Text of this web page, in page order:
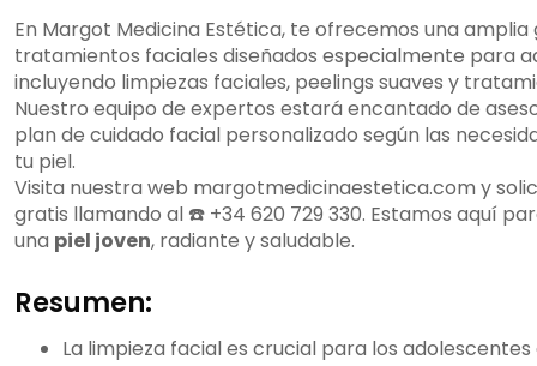
En Margot Medicina Estética, te ofrecemos una amplia
tratamientos faciales diseñados especialmente para
incluyendo limpiezas faciales, peelings suaves y
Nuestro equipo de expertos estará encantado de
plan de cuidado facial personalizado según las
tu piel.
Visita nuestra web margotmedicinaestetica.com y
gratis llamando al ☎️ +34 620 729 330. Estamos aquí
una piel joven, radiante y saludable.
Resumen:
La limpieza facial es crucial para los adolescentes